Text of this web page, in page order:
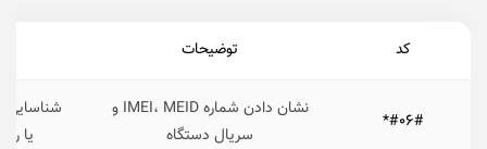
کد توضیحات
#۰۶#*
نشان دادن شماره IMEI، MEID و
سریال دستگاه
شناسایی
یا